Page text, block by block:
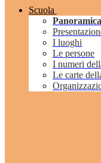
Scuola
Panoramica
I luoghi
Le persone
I numeri
Le carte